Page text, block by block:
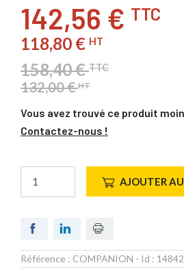
142,56 € TTC
118,80 € HT
158,40 €TTC
132,00 €HT
Vous avez trouvé ce produit
Contactez-nous !
AJOUTER
Référence : COMPANION - Id :